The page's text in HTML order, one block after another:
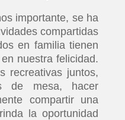
importante, se ha
compartidas
en familia tienen
nuestra felicidad.
recreativas juntos,
de mesa, hacer
compartir una
la oportunidad